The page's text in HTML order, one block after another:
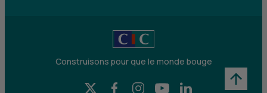
Construisons pour que le monde bouge
X (Twitter) - CIC
Facebook - CIC
Instagram - CIC
YouTube - CICLinkedIn - CIC